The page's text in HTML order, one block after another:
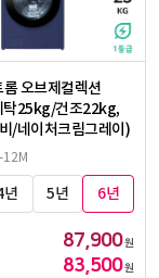
오브제컬렉션
탁25kg/건조22kg,
/네이처크림그레이)
12M
년 5년 6년
87,900원
83,500원